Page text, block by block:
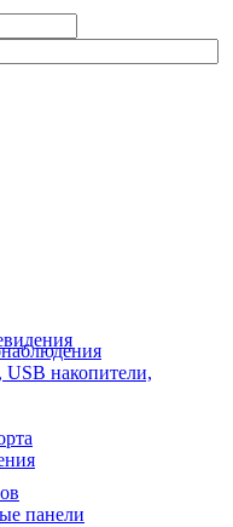
накопители,
панели